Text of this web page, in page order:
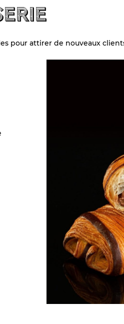
pour attirer de nouveaux